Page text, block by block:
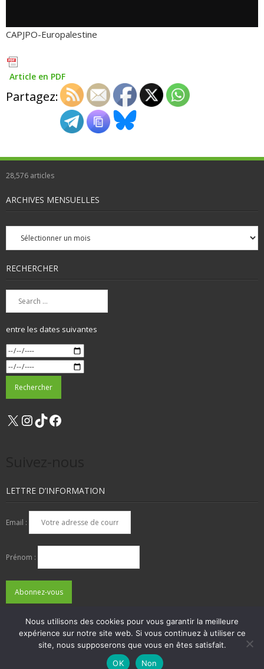
CAPJPO-Europalestine
Article en PDF
Partagez:
28,576 articles
ARCHIVES MENSUELLES
Archives
mensuelles
RECHERCHER
entre les dates suivantes
X Instagram
TikTok
LETTRE D’INFORMATION
Email :
Prénom :
ADHÉSIONS, DONS, CONTACT
MENTIONS LÉGALES
Think Up Themes Ltd. Powered by
Nous utilisons des cookies pour vous garantir la meilleure
expérience sur notre site web. Si vous continuez à utiliser ce
site, nous supposerons que vous en êtes satisfait.
OK
Non